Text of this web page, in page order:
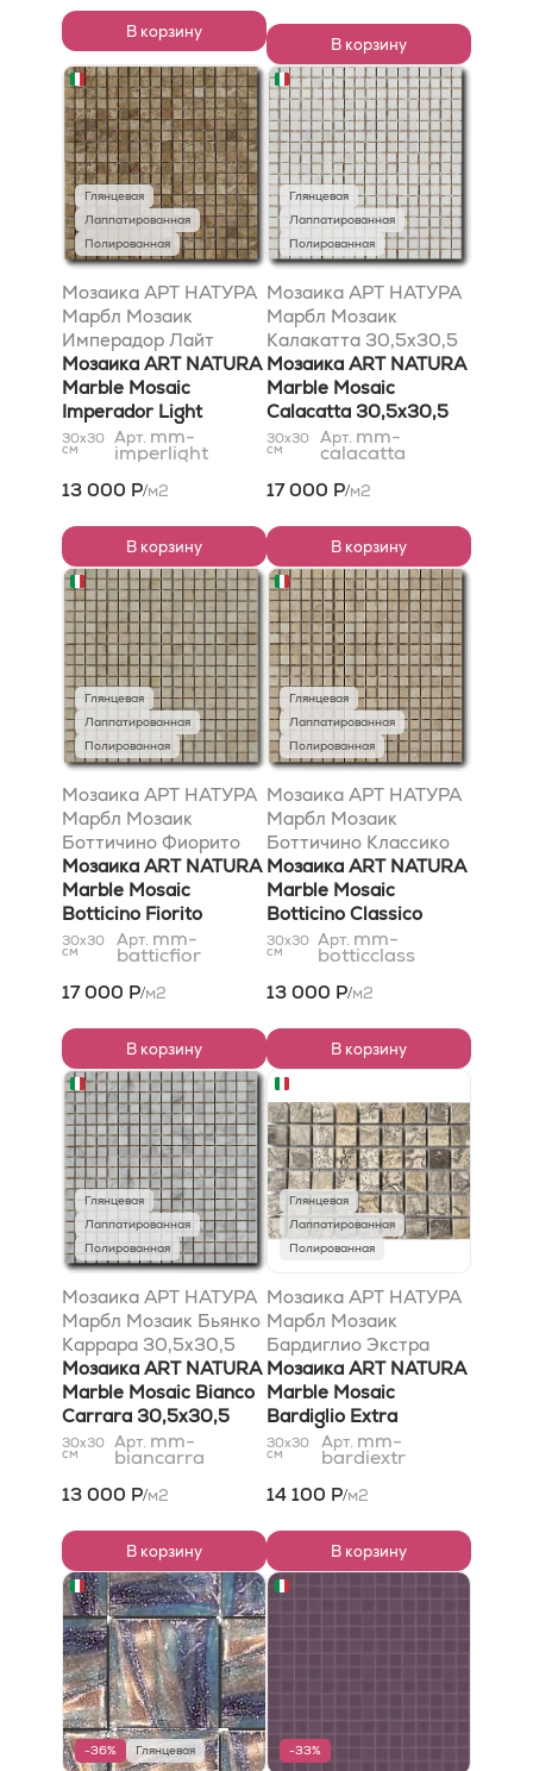
В корзину
В корзину
Глянцевая
Лаппатированная
Полированная
Мозаика АРТ НАТУРА
Марбл Мозаик
Имперадор Лайт
30,5x30,5
Мозаика ART NATURA
Marble Mosaic
Imperador Light
30,5x30,5
30x30
см
Арт. mm-
imperlight
13 000 Р/м2
В корзину
Глянцевая
Лаппатированная
Полированная
Мозаика АРТ НАТУРА
Марбл Мозаик
Калакатта 30,5x30,5
Мозаика ART NATURA
Marble Mosaic
Calacatta 30,5x30,5
30x30
см
Арт. mm-
calacatta
17 000 Р/м2
В корзину
Глянцевая
Лаппатированная
Полированная
Мозаика АРТ НАТУРА
Марбл Мозаик
Боттичино Фиорито
30,5x30,5
Мозаика ART NATURA
Marble Mosaic
Botticino Fiorito
30,5x30,5
30x30
см
Арт. mm-
batticfior
17 000 Р/м2
В корзину
Глянцевая
Лаппатированная
Полированная
Мозаика АРТ НАТУРА
Марбл Мозаик
Боттичино Классико
30,5x30,5
Мозаика ART NATURA
Marble Mosaic
Botticino Classico
30,5x30,5
30x30
см
Арт. mm-
botticclass
13 000 Р/м2
В корзину
Глянцевая
Лаппатированная
Полированная
Мозаика АРТ НАТУРА
Марбл Мозаик Бьянко
Каррара 30,5x30,5
Мозаика ART NATURA
Marble Mosaic Bianco
Carrara 30,5x30,5
30x30
см
Арт. mm-
biancarra
13 000 Р/м2
В корзину
Глянцевая
Лаппатированная
Полированная
Мозаика АРТ НАТУРА
Марбл Мозаик
Бардиглио Экстра
30,5x30,5
Мозаика ART NATURA
Marble Mosaic
Bardiglio Extra
30,5x30,5
30x30
см
Арт. mm-
bardiextr
14 100 Р/м2
В корзину
-36% Глянцевая -33%